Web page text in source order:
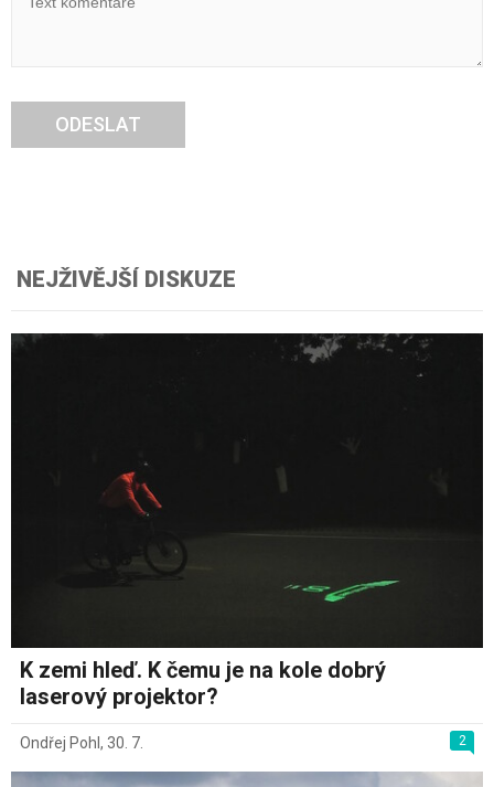
ODESLAT
NEJŽIVĚJŠÍ DISKUZE
K zemi hleď. K čemu je na kole dobrý
laserový projektor?
2
Ondřej Pohl , 30. 7.